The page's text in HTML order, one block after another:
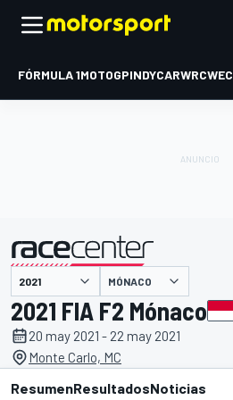
FÓRMULA 1MOTOGPINDYCARWRCWEC
presentado por MÓNACO
2021 FIA F2 Mónaco
20 may 2021 - 22 may 2021
Monte Carlo, MC
ResumenResultadosNoticias